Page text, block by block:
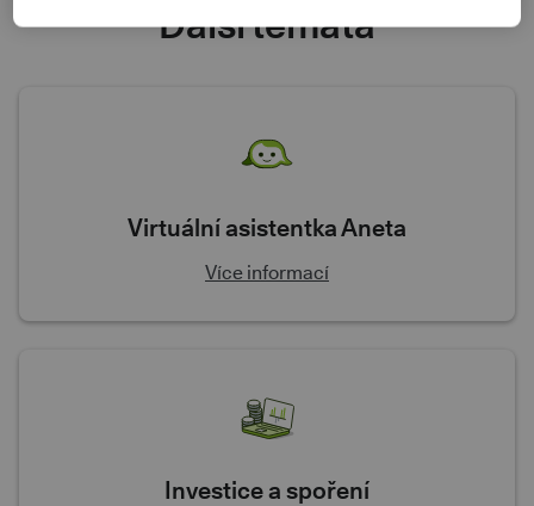
Další témata
Virtuální asistentka Aneta
Více informací
Investice a spoření